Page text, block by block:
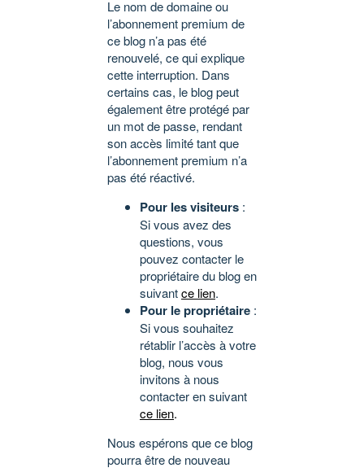
Le nom de domaine ou
l’abonnement premium de
ce blog n’a pas été
renouvelé, ce qui explique
cette interruption. Dans
certains cas, le blog peut
également être protégé par
un mot de passe, rendant
son accès limité tant que
l’abonnement premium n’a
pas été réactivé.
Pour les visiteurs :
Si vous avez des
questions, vous
pouvez contacter le
propriétaire du blog en
suivantce lien.
Pour le propriétaire :
Si vous souhaitez
rétablir l’accès à votre
blog, nous vous
invitons à nous
contacter en suivant
ce lien.
Nous espérons que ce blog
pourra être de nouveau